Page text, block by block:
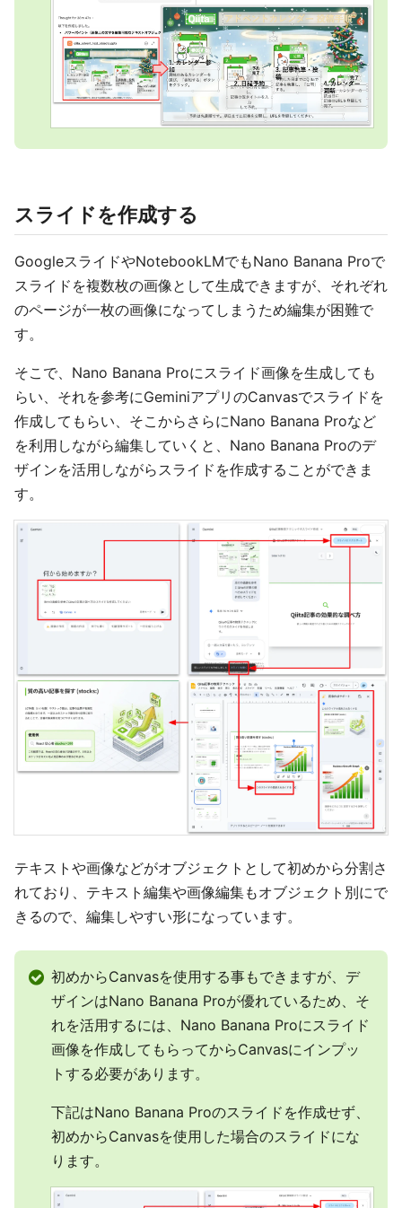
スライドを作成する
GoogleスライドやNotebookLMでもNano Banana Proで
スライドを複数枚の画像として生成できますが、それぞれ
のページが一枚の画像になってしまうため編集が困難で
す。
そこで、Nano Banana Proにスライド画像を生成しても
らい、それを参考にGeminiアプリのCanvasでスライドを
作成してもらい、そこからさらにNano Banana Proなど
を利用しながら編集していくと、Nano Banana Proのデ
ザインを活用しながらスライドを作成することができま
す。
テキストや画像などがオブジェクトとして初めから分割さ
れており、テキスト編集や画像編集もオブジェクト別にで
きるので、編集しやすい形になっています。
初めからCanvasを使用する事もできますが、デ
ザインはNano Banana Proが優れているため、そ
れを活用するには、Nano Banana Proにスライド
画像を作成してもらってからCanvasにインプッ
トする必要があります。
下記はNano Banana Proのスライドを作成せず、
初めからCanvasを使用した場合のスライドにな
ります。